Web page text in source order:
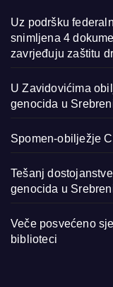
Uz podršku
snimljena 4
zavrjeđuju zaštitu
U Zavidovićima
genocida u
Spomen-obilježje
Tešanj
genocida u
Veče posvećeno
biblioteci